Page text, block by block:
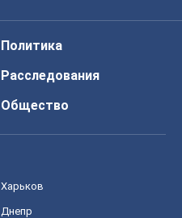
Политика
Расследования
Общество
Харьков
Днепр